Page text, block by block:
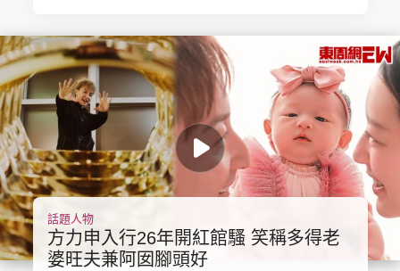
話題人物
方力申入行26年開紅館騷 笑稱多得老
婆旺夫兼阿囡腳頭好